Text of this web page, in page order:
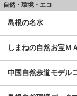
自然・環境・エコ
島根の名水
しまねの自然お宝Ｍ
中国自然歩道モデル